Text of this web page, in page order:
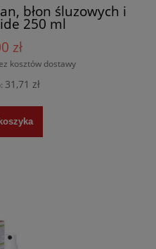
błon śluzowych i
250 ml
zł
kosztów dostawy
31,71 zł